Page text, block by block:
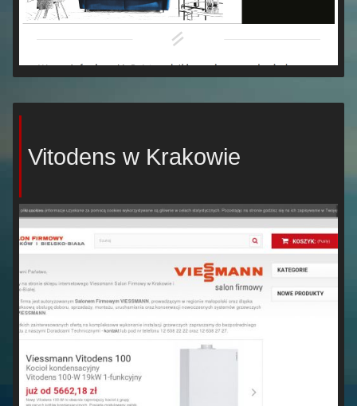
Vitodens w Krakowie